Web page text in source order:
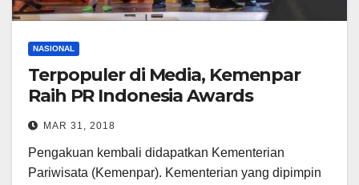
NASIONAL
Terpopuler di Media, Kemenpar
Raih PR Indonesia Awards
MAR 31, 2018
Pengakuan kembali didapatkan Kementerian
Pariwisata (Kemenpar). Kementerian yang dipimpin